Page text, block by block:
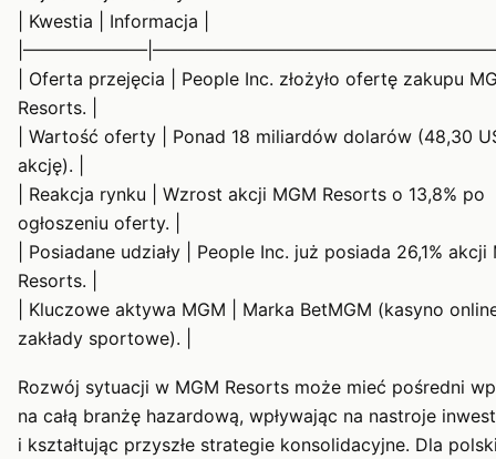
| Kwestia | Informacja |
| Oferta przejęcia | People Inc. złożyło ofertę zakupu
Resorts. |
| Wartość oferty | Ponad 18 miliardów dolarów (48,30
akcję). |
| Reakcja rynku | Wzrost akcji MGM Resorts o 13,8% po
ogłoszeniu oferty. |
| Posiadane udziały | People Inc. już posiada 26,1% akcji
Resorts. |
| Kluczowe aktywa MGM | Marka BetMGM (kasyno
zakłady sportowe). |
Rozwój sytuacji w MGM Resorts może mieć pośredni
na całą branżę hazardową, wpływając na nastroje
i kształtując przyszłe strategie konsolidacyjne. Dla